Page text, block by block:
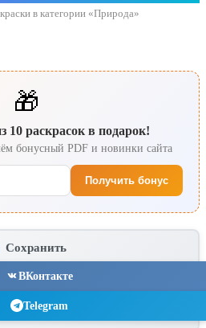
в категории «Природа»
🎁
10 раскрасок в подарок!
бонусный PDF и новинки сайта
Получить бонус
Сохранить
ВКонтакте
Telegram